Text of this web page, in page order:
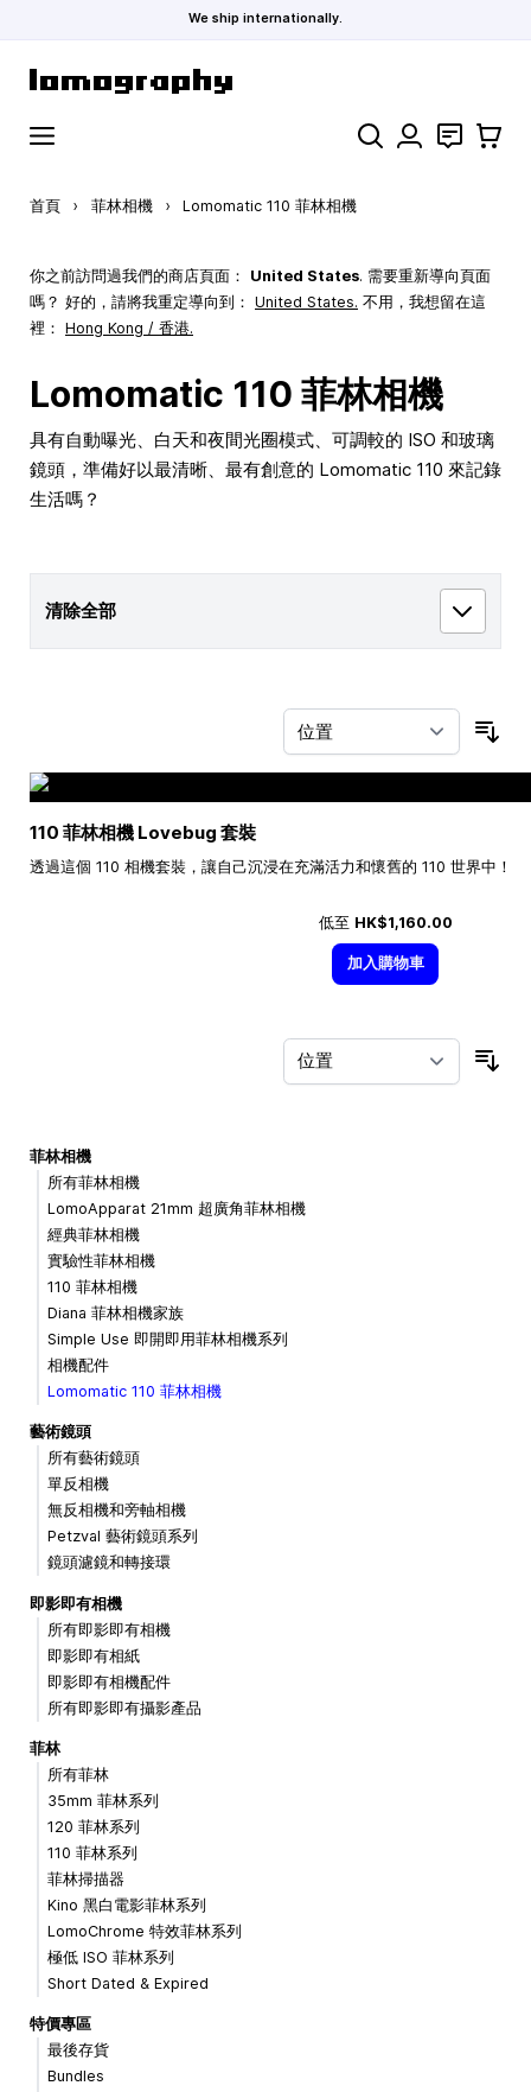
We ship internationally.
搜索 聯絡 購物車
首頁 › 菲林相機 › Lomomatic 110 菲林相機
你之前訪問過我們的商店頁面： United States. 需要重新導向頁面
嗎？ 好的，請將我重定導向到： United States. 不用，我想留在這
裡： Hong Kong / 香港.
Lomomatic 110 菲林相機
具有自動曝光、白天和夜間光圈模式、可調較的 ISO 和玻璃
鏡頭，準備好以最清晰、最有創意的 Lomomatic 110 來記錄
生活嗎？
清除全部
110 菲林相機 Lovebug 套裝
透過這個 110 相機套裝，讓自己沉浸在充滿活力和懷舊的 110 世界中！
低至 HK$1,160.00
加入購物車
菲林相機
所有菲林相機
LomoApparat 21mm 超廣角菲林相機
經典菲林相機
實驗性菲林相機
110 菲林相機
Diana 菲林相機家族
Simple Use 即開即用菲林相機系列
相機配件
Lomomatic 110 菲林相機
藝術鏡頭
所有藝術鏡頭
單反相機
無反相機和旁軸相機
Petzval 藝術鏡頭系列
鏡頭濾鏡和轉接環
即影即有相機
所有即影即有相機
即影即有相紙
即影即有相機配件
所有即影即有攝影產品
菲林
所有菲林
35mm 菲林系列
120 菲林系列
110 菲林系列
菲林掃描器
Kino 黑白電影菲林系列
LomoChrome 特效菲林系列
極低 ISO 菲林系列
Short Dated & Expired
特價專區
最後存貨
Bundles